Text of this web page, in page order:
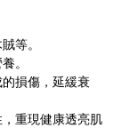
等。
。
損傷，延緩衰
重現健康透亮肌